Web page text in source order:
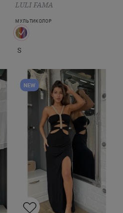
LULI FAMA
МУЛЬТИКОЛОР
S
NEW